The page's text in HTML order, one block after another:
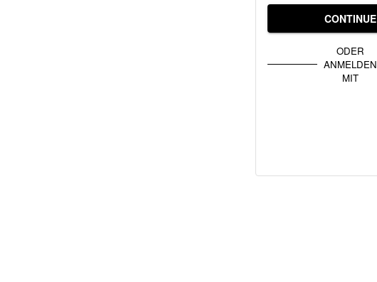
CONTINUE
ODER
ANMELDEN
MIT